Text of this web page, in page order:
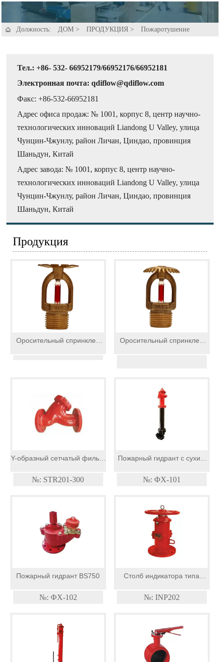
 Должность: ДОМ > ПРОДУКЦИЯ > Пожаротушение
Тел.: +86- 532- 66952179/66952176/66952181
Электронная почта: qdiflow@qdiflow.com
Факс: +86-532-66952181
Адрес офиса продаж: № 1001, корпус 8, центр научно-
технологических инноваций Liandong U Valley, улица
Чунцин-Чжунлу, район Личан, Циндао, провинция
Шаньдун, Китай
Адрес завода: № 1001, корпус 8, центр научно-
технологических инноваций Liandong U Valley, улица
Чунцин-Чжунлу, район Личан, Циндао, провинция
Шаньдун, Китай
Продукция
Оросительный спринклер
Оросительный спринклер
Y-образный сетчатый фильтр
№: STR201-300
Пожарный гидрант с сухим
№: ФХ-101
Пожарный гидрант BS750
№: ФХ-102
Столб индикатора типа
№: INP202